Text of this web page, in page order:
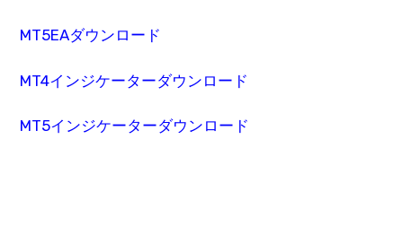
MT5EAダウンロード
MT4インジケーターダウンロード
MT5インジケーターダウンロード